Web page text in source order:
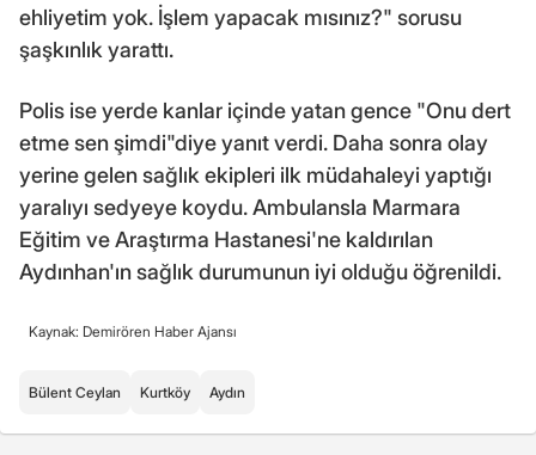
ehliyetim yok. İşlem yapacak mısınız?" sorusu
şaşkınlık yarattı.
Polis ise yerde kanlar içinde yatan gence "Onu dert
etme sen şimdi"diye yanıt verdi. Daha sonra olay
yerine gelen sağlık ekipleri ilk müdahaleyi yaptığı
yaralıyı sedyeye koydu. Ambulansla Marmara
Eğitim ve Araştırma Hastanesi'ne kaldırılan
Aydınhan'ın sağlık durumunun iyi olduğu öğrenildi.
Kaynak: Demirören Haber Ajansı
Bülent Ceylan Kurtköy Aydın